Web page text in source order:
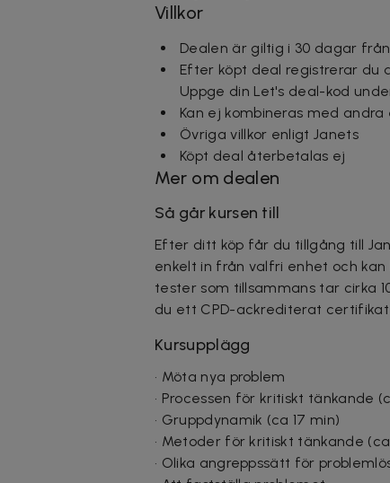
Villkor
Dealen är giltig i 30 dagar
Efter köpt deal registrerar du
Uppge din Let's deal-kod
Kan ej kombineras med
Övriga villkor enligt Janets
Köpt deal återbetalas ej
Mer om dealen
Så går kursen till
Efter ditt köp får du tillgång till
enkelt in från valfri enhet och
tester som tillsammans tar cirka
du ett CPD-ackrediterat
Kursupplägg
• Möta nya problem
• Processen för kritiskt tänkande
• Gruppdynamik (ca 17 min)
• Metoder för kritiskt tänkande
• Olika angreppssätt för